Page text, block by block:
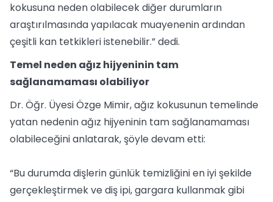
kokusuna neden olabilecek diğer durumların
araştırılmasında yapılacak muayenenin ardından
çeşitli kan tetkikleri istenebilir.” dedi.
Temel neden ağız hijyeninin tam
sağlanamaması olabiliyor
Dr. Öğr. Üyesi Özge Mimir, ağız kokusunun temelinde
yatan nedenin ağız hijyeninin tam sağlanamaması
olabileceğini anlatarak, şöyle devam etti:
“Bu durumda dişlerin günlük temizliğini en iyi şekilde
gerçekleştirmek ve diş ipi, gargara kullanmak gibi